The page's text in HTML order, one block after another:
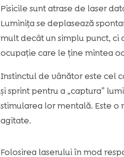
Pisicile sunt atrase de laser
Luminița se deplasează
mult decât un simplu punct, ci
ocupație care le ține mintea
Instinctul de vânător este cel
și sprint pentru a „captura”
stimularea lor mentală. Este
agitate.
Folosirea laserului în mod